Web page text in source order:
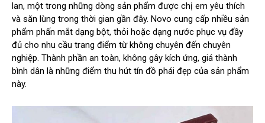
lan, một trong những dòng sản phẩm được chị em yêu thích
và săn lùng trong thời gian gần đây. Novo cung cấp nhiều sản
phẩm phấn mắt dạng bột, thỏi hoặc dạng nước phục vụ đầy
đủ cho nhu cầu trang điểm từ không chuyên đến chuyên
nghiệp. Thành phần an toàn, không gây kích ứng, giá thành
bình dân là những điểm thu hút tín đồ phái đẹp của sản phẩm
này.